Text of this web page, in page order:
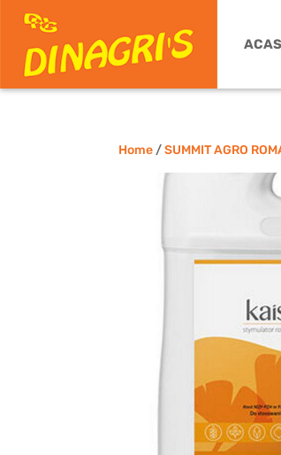
Home /SUMMIT AGRO